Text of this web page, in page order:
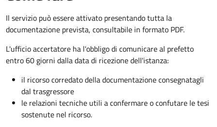
Il servizio può essere attivato presentando tutta la
documentazione prevista, consultabile in formato PDF.
L'ufficio accertatore ha l'obbligo di comunicare al prefetto
entro 60 giorni dalla data di ricezione dell'istanza:
il ricorso corredato della documentazione consegnatagli
dal trasgressore
le relazioni tecniche utili a confermare o confutare le tesi
sostenute nel ricorso.